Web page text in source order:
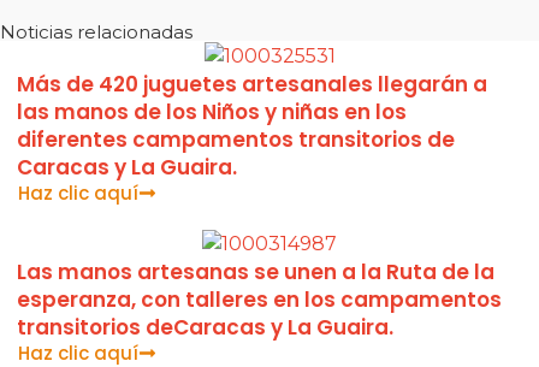
Noticias relacionadas
Más de 420 juguetes artesanales llegarán a
las manos de los Niños y niñas en los
diferentes campamentos transitorios de
Caracas y La Guaira.
Haz clic aquí
Las manos artesanas se unen a la Ruta de la
esperanza, con talleres en los campamentos
transitorios deCaracas y La Guaira.
Haz clic aquí